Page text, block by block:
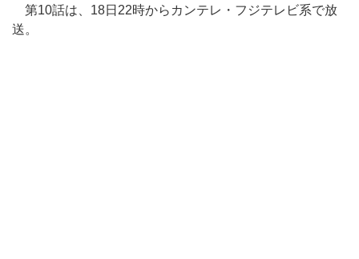
第10話は、18日22時からカンテレ・フジテレビ系で放
送。